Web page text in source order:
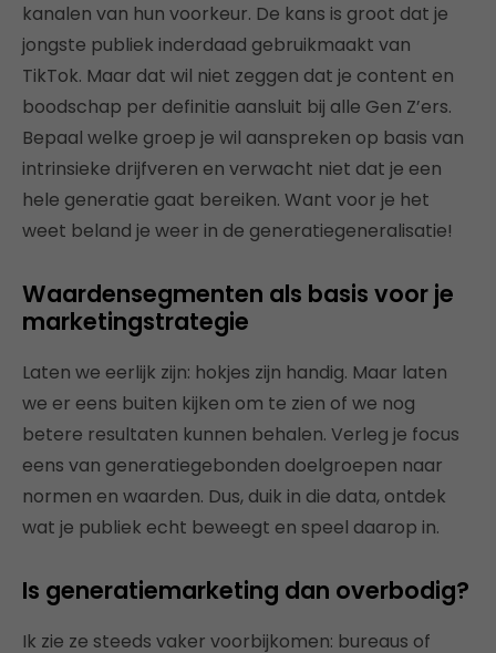
kanalen van hun voorkeur. De kans is groot dat je
jongste publiek inderdaad gebruikmaakt van
TikTok. Maar dat wil niet zeggen dat je content en
boodschap per definitie aansluit bij alle Gen Z’ers.
Bepaal welke groep je wil aanspreken op basis van
intrinsieke drijfveren en verwacht niet dat je een
hele generatie gaat bereiken. Want voor je het
weet beland je weer in de generatiegeneralisatie!
Waardensegmenten als basis voor je
marketingstrategie
Laten we eerlijk zijn: hokjes zijn handig. Maar laten
we er eens buiten kijken om te zien of we nog
betere resultaten kunnen behalen. Verleg je focus
eens van generatiegebonden doelgroepen naar
normen en waarden. Dus, duik in die data, ontdek
wat je publiek echt beweegt en speel daarop in.
Is generatiemarketing dan overbodig?
Ik zie ze steeds vaker voorbijkomen: bureaus of